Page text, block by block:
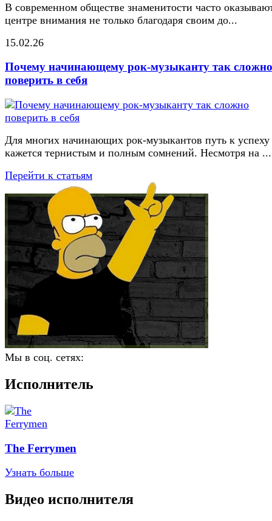
В современном обществе знаменитости часто
центре внимания не только благодаря своим до...
15.02.26
Почему начинающему рок-музыканту так сложно
поверить в себя
Для многих начинающих рок-музыкантов путь к успеху
кажется тернистым и полным сомнений. Несмотря на ...
Перейти к статьям
Мы в соц. сетях:
Исполнитель
The Ferrymen
Узнать больше
Видео исполнителя